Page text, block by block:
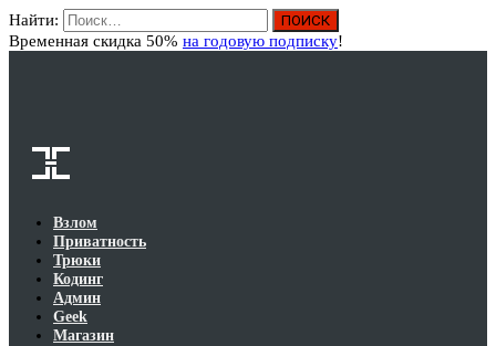
Найти:
Временная скидка 50% на годовую подписку!
Взлом
Приватность
Трюки
Кодинг
Админ
Geek
Магазин